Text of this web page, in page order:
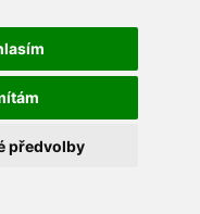
předvolby
předvolby
S
p
o
t